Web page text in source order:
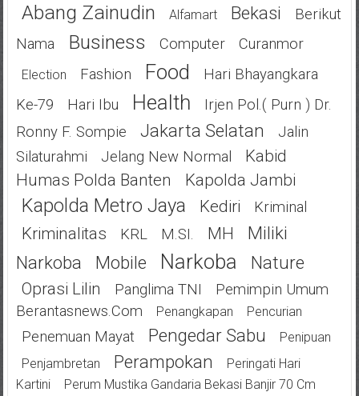
Abang Zainudin Alfamart Bekasi
Berikut
Nama
Business Computer Curanmor
Election Fashion Food
Hari Bhayangkara
Ke-79
Hari Ibu Health
Irjen Pol.( Purn ) Dr.
Ronny F. Sompie
Jakarta Selatan
Jalin
Silaturahmi
Jelang New Normal
Kabid
Humas Polda Banten
Kapolda Jambi
Kapolda Metro Jaya Kediri Kriminal
Kriminalitas KRL M.SI. MH
Miliki
Narkoba
Mobile Narkoba Nature
Oprasi Lilin Panglima TNI
Pemimpin Umum
Berantasnews.com
Penangkapan Pencurian
Penemuan Mayat Pengedar Sabu
Penipuan
Penjambretan
Perampokan
Peringati Hari
Kartini
Perum Mustika Gandaria Bekasi Banjir 70 Cm